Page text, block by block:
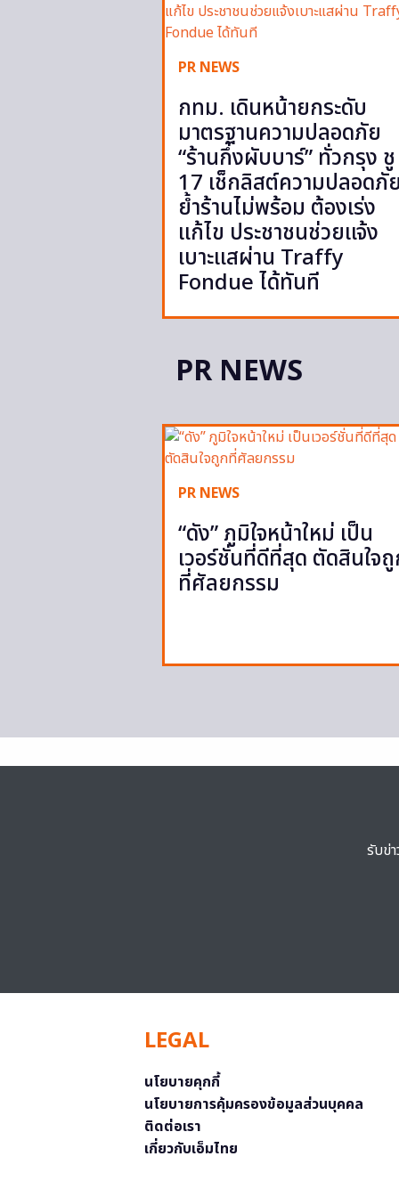
PR NEWS
กทม. เดินหน้ายกระดับ
มาตรฐานความปลอดภัย
“ร้านกึ่งผับบาร์” ทั่วกรุง ชู
17 เช็กลิสต์ความปลอดภั
ย้ำร้านไม่พร้อม ต้องเร่ง
แก้ไข ประชาชนช่วยแจ้ง
เบาะแสผ่าน Traffy
Fondue ได้ทันที
PR NEWS
PR NEWS
“ดัง” ภูมิใจหน้าใหม่ เป็น
เวอร์ชั่นที่ดีที่สุด ตัดสินใจ
ที่ศัลยกรรม
รับข่
LEGAL
นโยบายคุกกี้
นโยบายการคุ้มครองข้อมูลส่วนบุคคล
ติดต่อเรา
เกี่ยวกับเอ็มไทย